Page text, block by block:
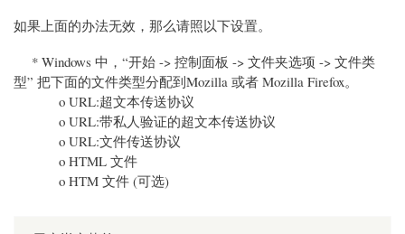
如果上面的办法无效，那么请照以下设置。
* Windows 中，“开始 -> 控制面板 -> 文件夹选项 -> 文件类
型” 把下面的文件类型分配到Mozilla 或者 Mozilla Firefox。
o URL:超文本传送协议
o URL:带私人验证的超文本传送协议
o URL:文件传送协议
o HTML 文件
o HTM 文件 (可选)